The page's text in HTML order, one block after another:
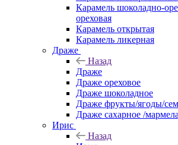
Карамель шоколадно-
ореховая
Карамель открытая
Карамель ликерная
Драже
Назад
Драже
Драже ореховое
Драже шоколадное
Драже фрукты/ягоды/
Драже сахарное /
Ирис
Назад